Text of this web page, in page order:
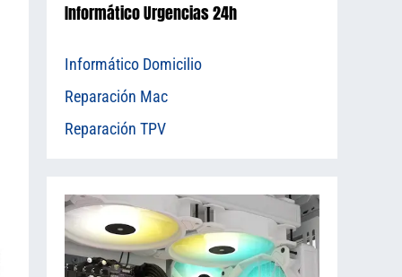
Informático Urgencias 24h
Informático Domicilio
Reparación Mac
Reparación TPV